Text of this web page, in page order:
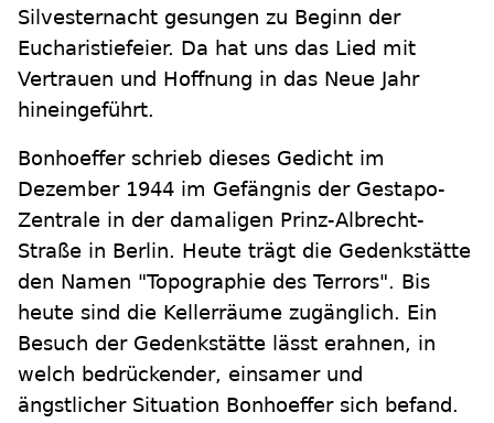
Silvesternacht gesungen zu Beginn der
Eucharistiefeier. Da hat uns das Lied mit
Vertrauen und Hoffnung in das Neue Jahr
hineingeführt.
Bonhoeffer schrieb dieses Gedicht im
Dezember 1944 im Gefängnis der Gestapo-
Zentrale in der damaligen Prinz-Albrecht-
Straße in Berlin. Heute trägt die Gedenkstätte
den Namen "Topographie des Terrors". Bis
heute sind die Kellerräume zugänglich. Ein
Besuch der Gedenkstätte lässt erahnen, in
welch bedrückender, einsamer und
ängstlicher Situation Bonhoeffer sich befand.